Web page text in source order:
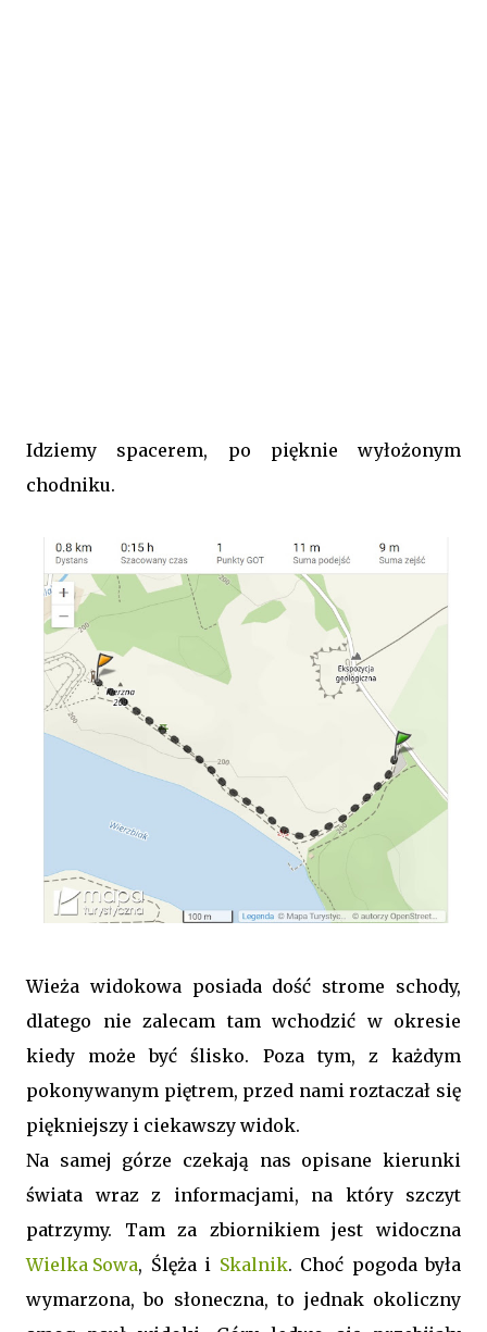
Idziemy spacerem, po pięknie wyłożonym
chodniku.
Wieża widokowa posiada dość strome schody,
dlatego nie zalecam tam wchodzić w okresie
kiedy może być ślisko. Poza tym, z każdym
pokonywanym piętrem, przed nami roztaczał się
piękniejszy i ciekawszy widok.
Na samej górze czekają nas opisane kierunki
świata wraz z informacjami, na który szczyt
patrzymy. Tam za zbiornikiem jest widoczna
Wielka Sowa, Ślęża i Skalnik. Choć pogoda była
wymarzona, bo słoneczna, to jednak okoliczny